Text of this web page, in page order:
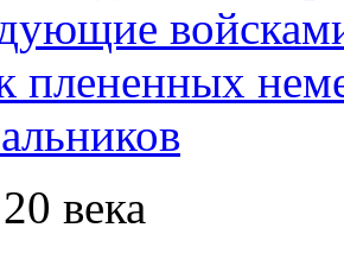
плененных
века